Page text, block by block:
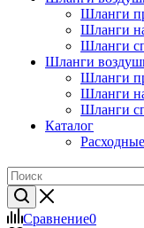
Шланги
Шланги
Шланги
Шланги
Шланги
Шланги
Шланги
Каталог
Сравнение0